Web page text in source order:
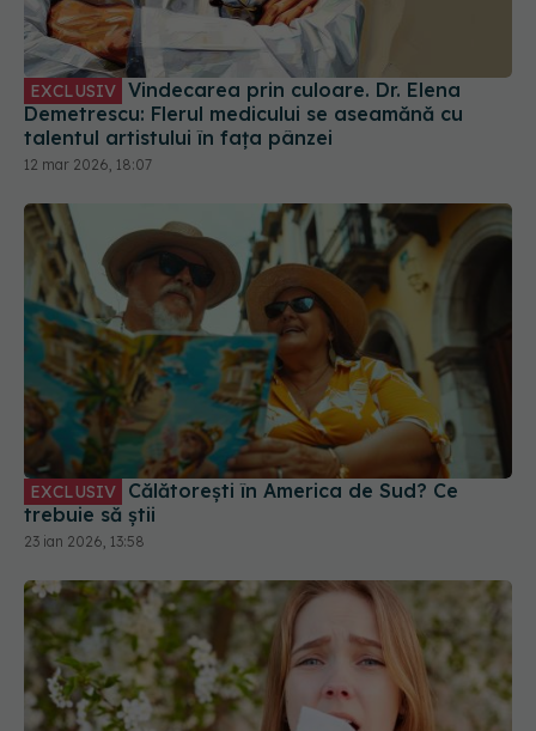
EXCLUSIV
Demetrescu: Flerul medicului se aseamănă cu
talentul artistului în fața pânzei
12 mar 2026, 18:07
EXCLUSIV
trebuie să știi
23 ian 2026, 13:58